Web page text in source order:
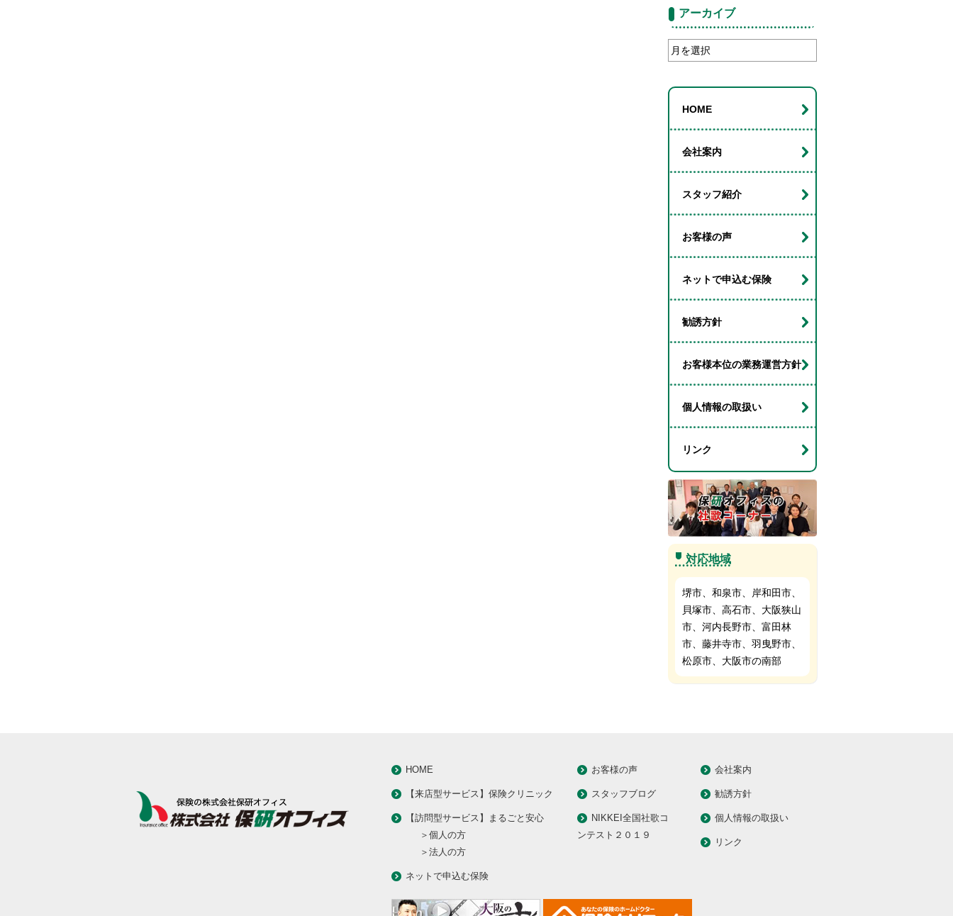
アーカイブ
ア
ー
HOME
会社案内
スタッフ紹介
お客様の声
ネットで申込む保険
勧誘方針
お客様本位の業務運営方針
個人情報の取扱い
リンク
対応地域
堺市、和泉市、岸和田市、
貝塚市、高石市、大阪狭山
市、河内長野市、富田林
市、藤井寺市、羽曳野市、
松原市、大阪市の南部
HOME
【来店型サービス】保険クリニック
【訪問型サービス】まるごと安心
＞個人の方
＞法人の方
ネットで申込む保険
お客様の声
スタッフブログ
NIKKEI全国社歌コ
ンテスト２０１９
会社案内
勧誘方針
個人情報の取扱い
リンク